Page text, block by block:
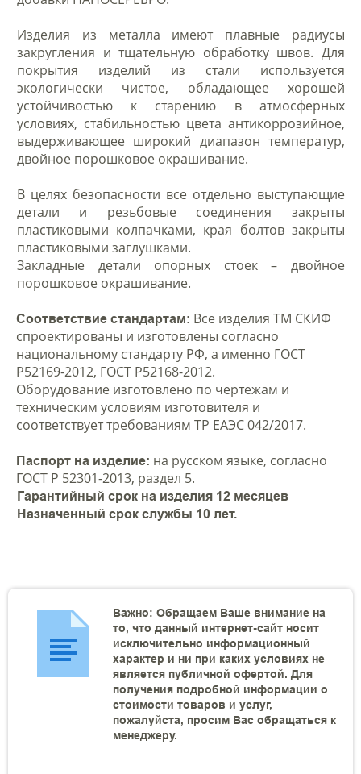
Изделия из металла имеют плавные радиусы
закругления и тщательную обработку швов. Для
покрытия изделий из стали используется
экологически чистое, обладающее хорошей
устойчивостью к старению в атмосферных
условиях, стабильностью цвета антикоррозийное,
выдерживающее широкий диапазон температур,
двойное порошковое окрашивание.
В целях безопасности все отдельно выступающие
детали и резьбовые соединения закрыты
пластиковыми колпачками, края болтов закрыты
пластиковыми заглушками.
Закладные детали опорных стоек – двойное
порошковое окрашивание.
Соответствие стандартам: Все изделия ТМ СКИФ
спроектированы и изготовлены согласно
национальному стандарту РФ, а именно ГОСТ
Р52169-2012, ГОСТ Р52168-2012.
Оборудование изготовлено по чертежам и
техническим условиям изготовителя и
соответствует требованиям ТР ЕАЭС 042/2017.
Паспорт на изделие: на русском языке, согласно
ГОСТ Р 52301-2013, раздел 5.
Гарантийный срок на изделия 12 месяцев
Назначенный срок службы 10 лет.
Важно: Обращаем Ваше внимание на
то, что данный интернет-сайт носит
исключительно информационный
характер и ни при каких условиях не
является публичной офертой. Для
получения подробной информации о
стоимости товаров и услуг,
пожалуйста, просим Вас обращаться к
менеджеру.